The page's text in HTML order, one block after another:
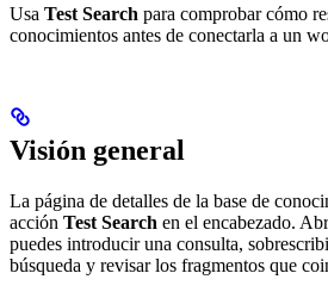
Usa Test Search para comprobar cómo
conocimientos antes de conectarla a un
Visión general
La página de detalles de la base de
acción Test Search en el encabezado.
puedes introducir una consulta,
búsqueda y revisar los fragmentos que